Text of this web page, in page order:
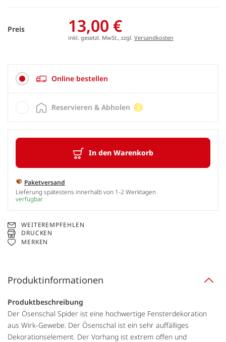
Preis 13,00 €
inkl. gesetzl. MwSt., zzgl. Versandkosten
Online bestellen
In den Warenkorb
Paketversand
Lieferung spätestens innerhalb von 1-2 Werktagen
verfügbar
Reservieren & Abholen
WEITEREMPFEHLEN
DRUCKEN
MERKEN
Produktinformationen
Produktbeschreibung
Der Ösenschal Spider ist eine hochwertige Fensterdekoration
aus Wirk-Gewebe. Der Ösenschal ist ein sehr auffälliges
Dekorationselement. Der Vorhang ist extrem offen und